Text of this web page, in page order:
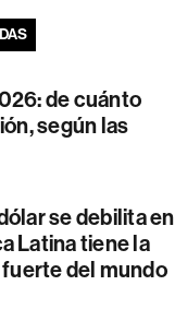
de cuánto
según las
se debilita en
Latina tiene la
del mundo